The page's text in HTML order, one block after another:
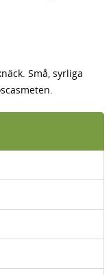
Små, syrliga